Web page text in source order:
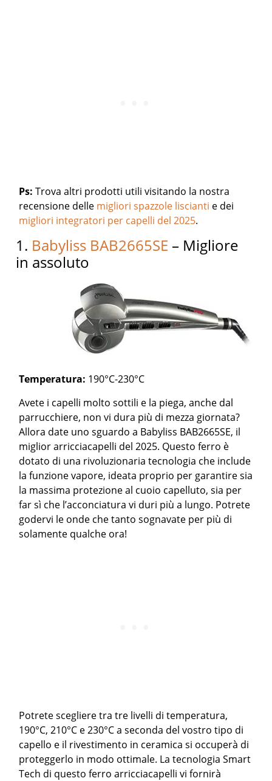
Ps: Trova altri prodotti utili visitando la nostra
recensione delle migliori spazzole liscianti e dei
migliori integratori per capelli del 2025.
1. Babyliss BAB2665SE – Migliore
in assoluto
Temperatura: 190°C-230°C
Avete i capelli molto sottili e la piega, anche dal
parrucchiere, non vi dura più di mezza giornata?
Allora date uno sguardo a Babyliss BAB2665SE, il
miglior arricciacapelli del 2025. Questo ferro è
dotato di una rivoluzionaria tecnologia che include
la funzione vapore, ideata proprio per garantire sia
la massima protezione al cuoio capelluto, sia per
far sì che l’acconciatura vi duri più a lungo. Potrete
godervi le onde che tanto sognavate per più di
solamente qualche ora!
Potrete scegliere tra tre livelli di temperatura,
190°C, 210°C e 230°C a seconda del vostro tipo di
capello e il rivestimento in ceramica si occuperà di
proteggerlo in modo ottimale. La tecnologia Smart
Tech di questo ferro arricciacapelli vi fornirà